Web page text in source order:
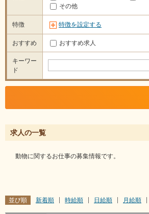
その他
特徴 特徴を設定する
おすすめ おすすめ求人
キーワー
ド
求人の一覧
動物に関するお仕事の募集情報です。
並び順 新着順 時給順 日給順 月給順